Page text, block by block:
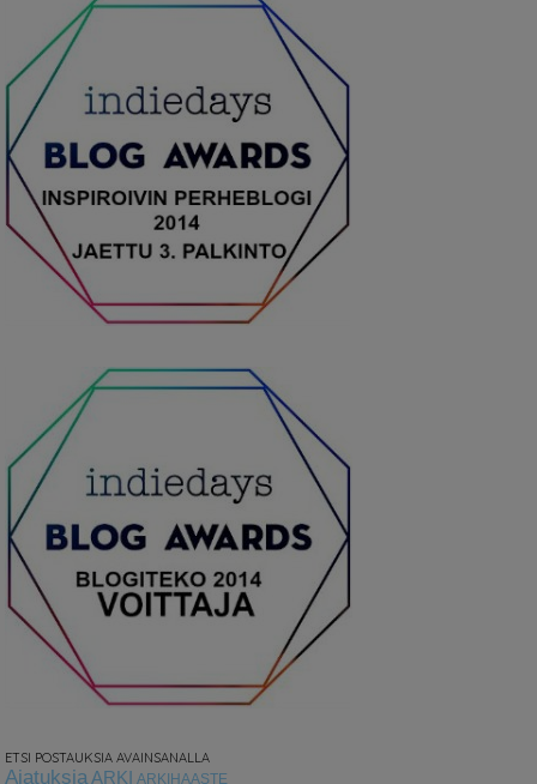
ETSI POSTAUKSIA AVAINSANALLA
Ajatuksia ARKI ARKIHAASTE